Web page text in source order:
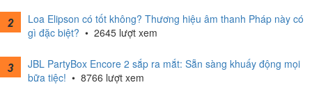
Loa Elipson có tốt không? Thương hiệu âm thanh Pháp này có
gì đặc biệt? • 2645 lượt xem
JBL PartyBox Encore 2 sắp ra mắt: Sẵn sàng khuấy động mọi
bữa tiệc! • 8766 lượt xem